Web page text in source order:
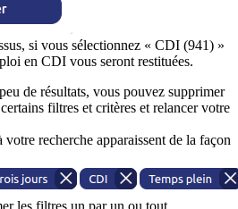
si vous sélectionnez « CDI (941) »
en CDI vous seront restituées.
de résultats, vous pouvez supprimer
filtres et critères et relancer votre
recherche apparaissent de la façon